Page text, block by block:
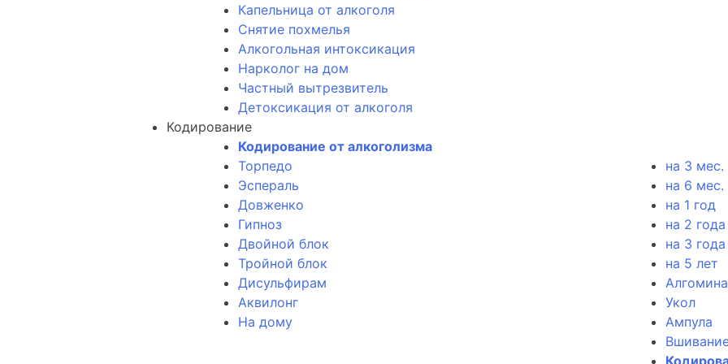
Капельница от алкоголя
Снятие похмелья
Алкогольная интоксикация
Нарколог на дом
Частный вытрезвитель
Детоксикация от алкоголя
Кодирование
Кодирование от алкоголизма
Торпедо
Эспераль
Довженко
Гипноз
Двойной блок
Тройной блок
Дисульфирам
Аквилонг
На дому
на 3 мес.
на 6 мес.
на 1 год
на 2 года
на 3 года
на 5 лет
Укол
Ампула